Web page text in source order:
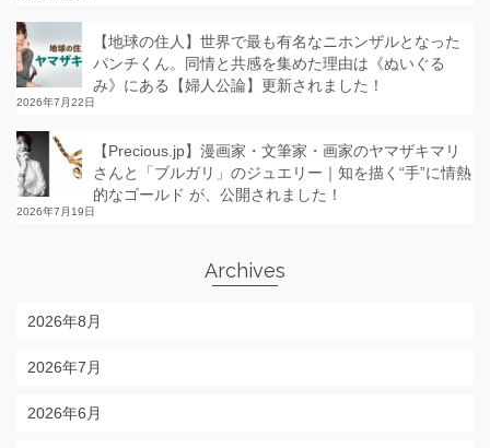
【地球の住人】世界で最も有名なニホンザルとなった
パンチくん。同情と共感を集めた理由は《ぬいぐる
み》にある【婦人公論】更新されました！
2026年7月22日
【Precious.jp】漫画家・文筆家・画家のヤマザキマリ
さんと「ブルガリ」のジュエリー｜知を描く“手”に情熱
的なゴールド が、公開されました！
2026年7月19日
Archives
2026年8月
2026年7月
2026年6月